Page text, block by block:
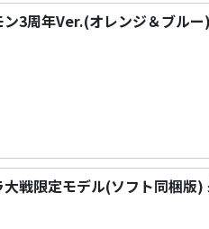
3周年Ver.(オレンジ＆ブル
戦限定モデル(ソフト同梱版